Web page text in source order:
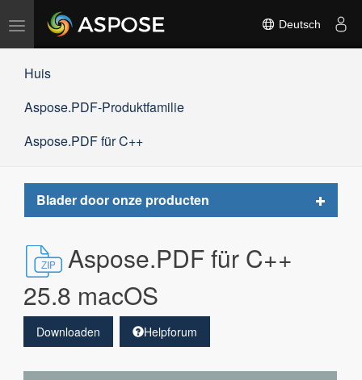
Navigation
umschalten
Deutsch
Huis
Aspose.PDF-Produktfamilie
Aspose.PDF für C++
Blader door onze producten
Toggle
Aspose.PDF für C++
25.8 macOS
Downloaden Helpforum